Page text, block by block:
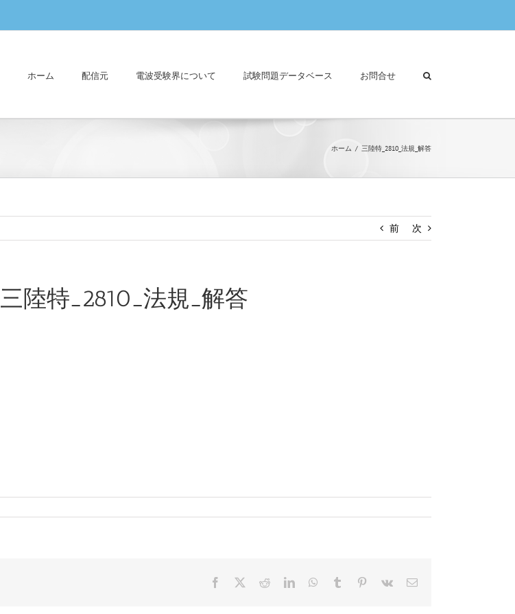
ホーム 配信元 電波受験界について 試験問題データベース お問合せ
ホーム 三陸特_2810_法規_解答
前 次
三陸特_2810_法規_解答
Facebook RedditLinkedInWhatsApp
Tumblr Pinterest
Vk
電